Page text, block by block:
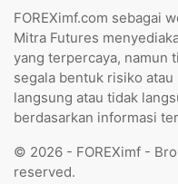
FOREXimf.com sebagai
Mitra Futures
yang terpercaya, namun
segala bentuk risiko
langsung atau tidak
berdasarkan informasi
© 2026 - FOREXimf -
reserved.